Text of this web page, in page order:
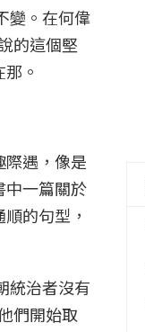
變。在何偉
的這個堅
。
遇，像是
中一篇關於
的句型，
統治者沒有
們開始取